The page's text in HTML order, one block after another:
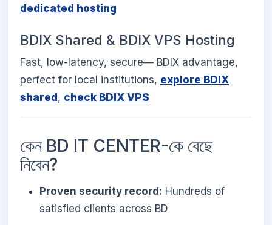
dedicated hosting
BDIX Shared & BDIX VPS Hosting
Fast, low-latency, secure— BDIX advantage,
perfect for local institutions, explore BDIX
shared , check BDIX VPS
কেন BD IT CENTER-কে বেছে
নিবেন?
Proven security record: Hundreds of
satisfied clients across BD